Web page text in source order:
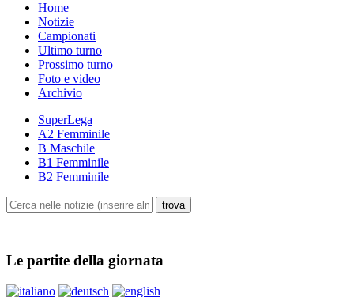
Home
Notizie
Campionati
Ultimo turno
Prossimo turno
Foto e video
Archivio
SuperLega
A2 Femminile
B Maschile
B1 Femminile
B2 Femminile
Le partite della giornata